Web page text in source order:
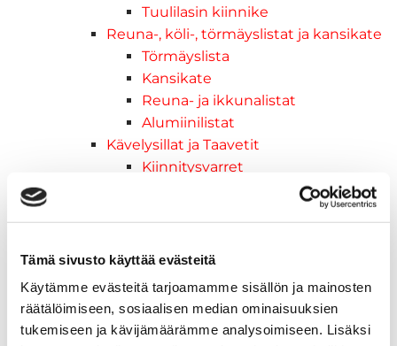
Tämä sivusto käyttää evästeitä
Käytämme evästeitä tarjoamamme sisällön ja mainosten
räätälöimiseen, sosiaalisen median ominaisuuksien
tukemiseen ja kävijämäärämme analysoimiseen. Lisäksi
Tuulilasin kiinnike
Reuna-, köli-, törmäyslistat ja kansikate
Törmäyslista
Kansikate
Reuna- ja ikkunalistat
Alumiinilistat
Kävelysillat ja Taavetit
Kiinnitysvarret
Kuljetusramppien tarvikkeet
Taavetit
Venetuolit ja -tuolinjalat